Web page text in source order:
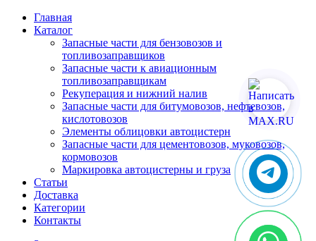
Главная
Каталог
Запасные части для бензовозов и
топливозаправщиков
Запасные части к авиационным
топливозаправщикам
Рекуперация и нижний налив
Запасные части для битумовозов, нефтевозов,
кислотовозов
Элементы облицовки автоцистерн
Запасные части для цементовозов, муковозов,
кормовозов
Маркировка автоцистерны и груза
Статьи
Доставка
Категории
Контакты